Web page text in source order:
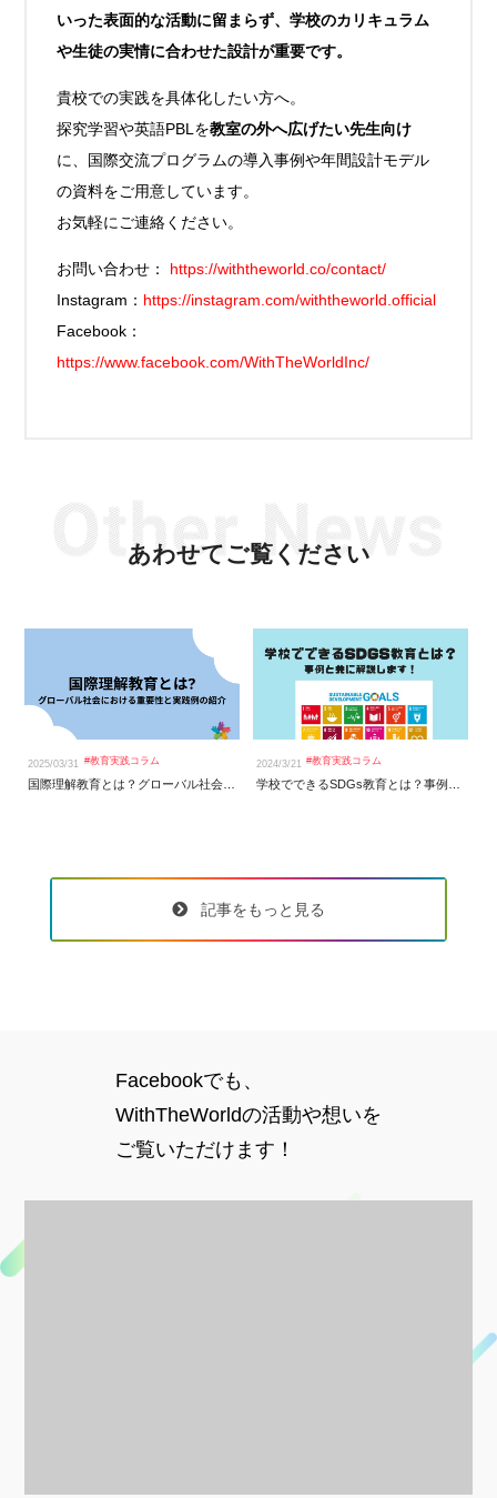
いった表面的な活動に留まらず、学校のカリキュラム
や生徒の実情に合わせた設計が重要です。
貴校での実践を具体化したい方へ。
探究学習や英語PBLを教室の外へ広げたい先生向け
に、国際交流プログラムの導入事例や年間設計モデル
の資料をご用意しています。
お気軽にご連絡ください。
お問い合わせ：
https://withtheworld.co/contact/
Instagram： https://instagram.com/withtheworld.official
Facebook：
https://www.facebook.com/WithTheWorldInc/
あわせてご覧ください
2025/03/31 #教育実践コラム 2024/3/21 #教育実践コラム
記事をもっと見る
Facebookでも、
WithTheWorldの活動や想いを
ご覧いただけます！